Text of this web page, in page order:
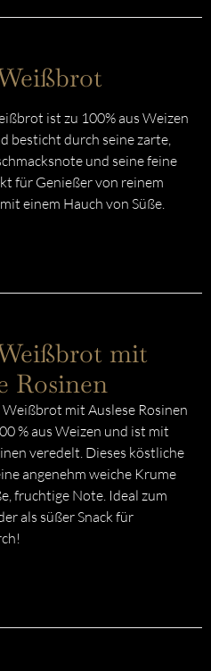
ist zu 100% aus Weizen
besticht durch seine zarte,
und seine feine
für Genießer von reinem
einem Hauch von Süße.
mit
Rosinen
Weißbrot mit Auslese Rosinen
% aus Weizen und ist mit
veredelt. Dieses köstliche
angenehm weiche Krume
fruchtige Note. Ideal zum
als süßer Snack für